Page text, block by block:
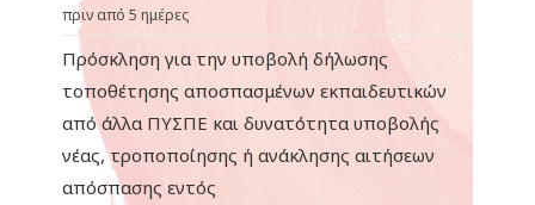
πριν από 5 ημέρες
Πρόσκληση για την υποβολή δήλωσης
τοποθέτησης αποσπασμένων εκπαιδευτικών
από άλλα ΠΥΣΠΕ και δυνατότητα υποβολής
νέας, τροποποίησης ή ανάκλησης αιτήσεων
απόσπασης εντός